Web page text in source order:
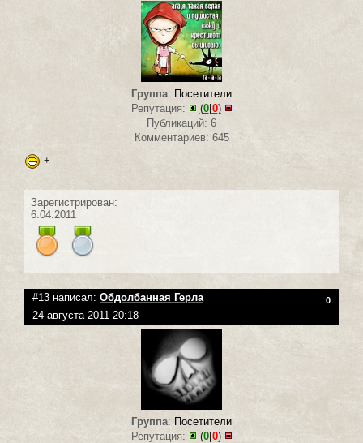
Группа: Посетители
Репутация:
(0| 0)
Публикаций: 6
Комментариев: 645
+
Зарегистрирован:
6.04.2011
#13 написал: Обдолбанная Герла 0
24 августа 2011 20:18
Группа: Посетители
Репутация:
(0| 0)